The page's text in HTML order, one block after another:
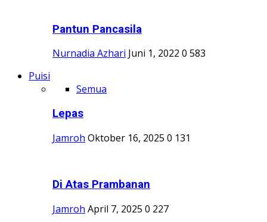
Pantun Pancasila
Nurnadia Azhari Juni 1, 2022 0 583
Puisi
Semua
Lepas
Jamroh Oktober 16, 2025 0 131
Di Atas Prambanan
Jamroh April 7, 2025 0 227